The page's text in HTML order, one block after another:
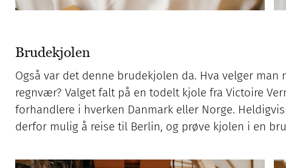
Brudekjolen
Også var det denne brudekjolen da. Hva velger
regnvær? Valget falt på en todelt kjole fra Victoire
forhandlere i hverken Danmark eller Norge.
derfor mulig å reise til Berlin, og prøve kjolen i en